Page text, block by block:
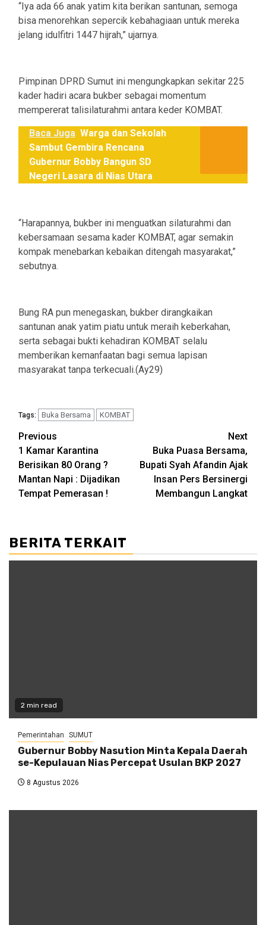
“Iya ada 66 anak yatim kita berikan santunan, semoga
bisa menorehkan sepercik kebahagiaan untuk mereka
jelang idulfitri 1447 hijrah,” ujarnya.
Pimpinan DPRD Sumut ini mengungkapkan sekitar 225
kader hadiri acara bukber sebagai momentum
mempererat talisilaturahmi antara keder KOMBAT.
Baca Juga Warga dan Sekolah
Sambut Gembira Rencana
Gubernur Bobby Bangun SD
Negeri Lasara di Nias Utara
“Harapannya, bukber ini menguatkan silaturahmi dan
kebersamaan sesama kader KOMBAT, agar semakin
kompak menebarkan kebaikan ditengah masyarakat,”
sebutnya.
Bung RA pun menegaskan, bukber dirangkaikan
santunan anak yatim piatu untuk meraih keberkahan,
serta sebagai bukti kehadiran KOMBAT selalu
memberikan kemanfaatan bagi semua lapisan
masyarakat tanpa terkecuali.(Ay29)
Tags: Buka Bersama KOMBAT
Post
navigation
Previous
1 Kamar Karantina
Berisikan 80 Orang ?
Mantan Napi : Dijadikan
Tempat Pemerasan !
Next
Buka Puasa Bersama,
Bupati Syah Afandin Ajak
Insan Pers Bersinergi
Membangun Langkat
BERITA TERKAIT
2 min read
Pemerintahan SUMUT
Gubernur Bobby Nasution Minta Kepala Daerah
se-Kepulauan Nias Percepat Usulan BKP 2027
8 Agustus 2026